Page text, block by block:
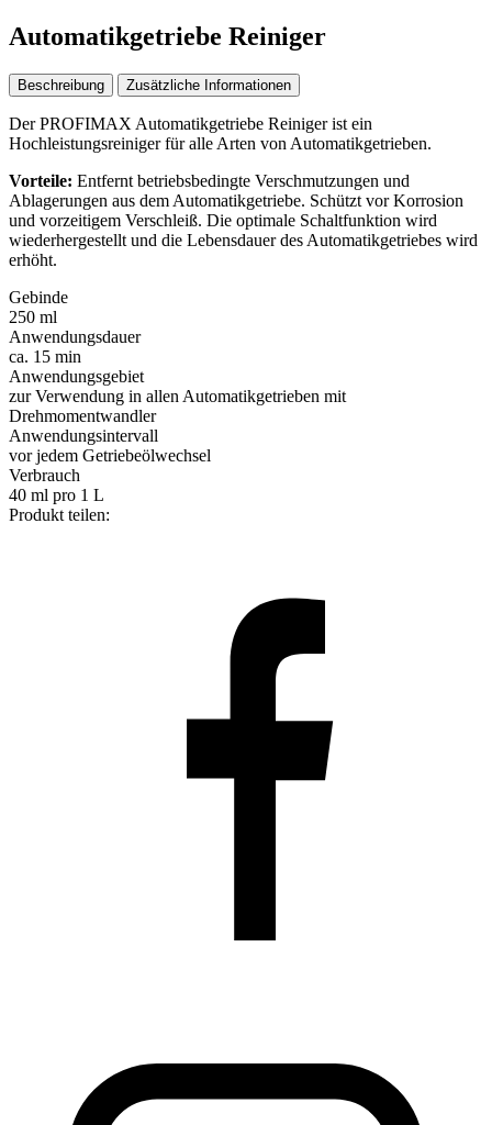
Automatikgetriebe Reiniger
Beschreibung Zusätzliche Informationen
Der PROFIMAX Automatikgetriebe Reiniger ist ein
Hochleistungsreiniger für alle Arten von Automatikgetrieben.
Vorteile: Entfernt betriebsbedingte Verschmutzungen und
Ablagerungen aus dem Automatikgetriebe. Schützt vor Korrosion
und vorzeitigem Verschleiß. Die optimale Schaltfunktion wird
wiederhergestellt und die Lebensdauer des Automatikgetriebes wird
erhöht.
Gebinde
250 ml
Anwendungsdauer
ca. 15 min
Anwendungsgebiet
zur Verwendung in allen Automatikgetrieben mit
Drehmomentwandler
Anwendungsintervall
vor jedem Getriebeölwechsel
Verbrauch
40 ml pro 1 L
Produkt teilen: